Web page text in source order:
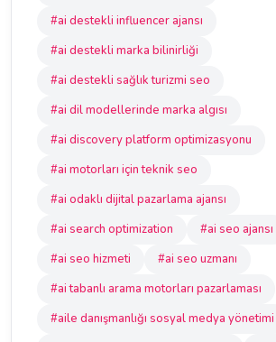
#ai destekli influencer ajansı
#ai destekli marka bilinirliği
#ai destekli sağlık turizmi seo
#ai dil modellerinde marka algısı
#ai discovery platform optimizasyonu
#ai motorları için teknik seo
#ai odaklı dijital pazarlama ajansı
#ai search optimization
#ai seo ajansı
#ai seo hizmeti
#ai seo uzmanı
#ai tabanlı arama motorları pazarlaması
#aile danışmanlığı sosyal medya yönetimi